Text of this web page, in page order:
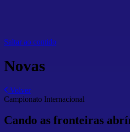
Saltar ao contido
Novas
Volver
Campionato Internacional
Cando as fronteiras